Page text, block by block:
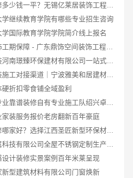
滨湖公寓装修多少钱一平？无锡亿莱居装饰工程材料有限公司透明报价
学继续教育学院有哪些专业招生咨询
国际教育学院学院简介线上报名
广东正规装饰工期保障 - 广东鼎饰空间装饰工程有限公司
汝州家装精装河南璟臻环保建材有限公司一站式服务
匠心施工家装施工对接渠道｜宁波雅美和居建材科技
折扣零食铺全域盈利
绍兴柯桥区专业靠谱装修自有专业施工队绍兴卓鑫装饰材料有限公司
家装服务报价老房翻新百年豪庭
江西高端装修哪家好？选择江西圣匠新型环保材料有限公司
计装修实景案例百年米莱呈现
新型建筑材料有限公司门窗焕新